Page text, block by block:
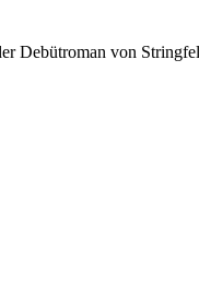
Debütroman von